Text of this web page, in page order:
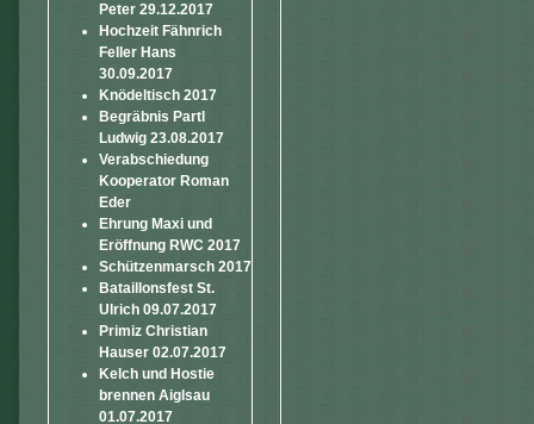
Peter 29.12.2017
Hochzeit Fähnrich
Feller Hans
30.09.2017
Knödeltisch 2017
Begräbnis Partl
Ludwig 23.08.2017
Verabschiedung
Kooperator Roman
Eder
Ehrung Maxi und
Eröffnung RWC 2017
Schützenmarsch 2017
Bataillonsfest St.
Ulrich 09.07.2017
Primiz Christian
Hauser 02.07.2017
Kelch und Hostie
brennen Aiglsau
01.07.2017